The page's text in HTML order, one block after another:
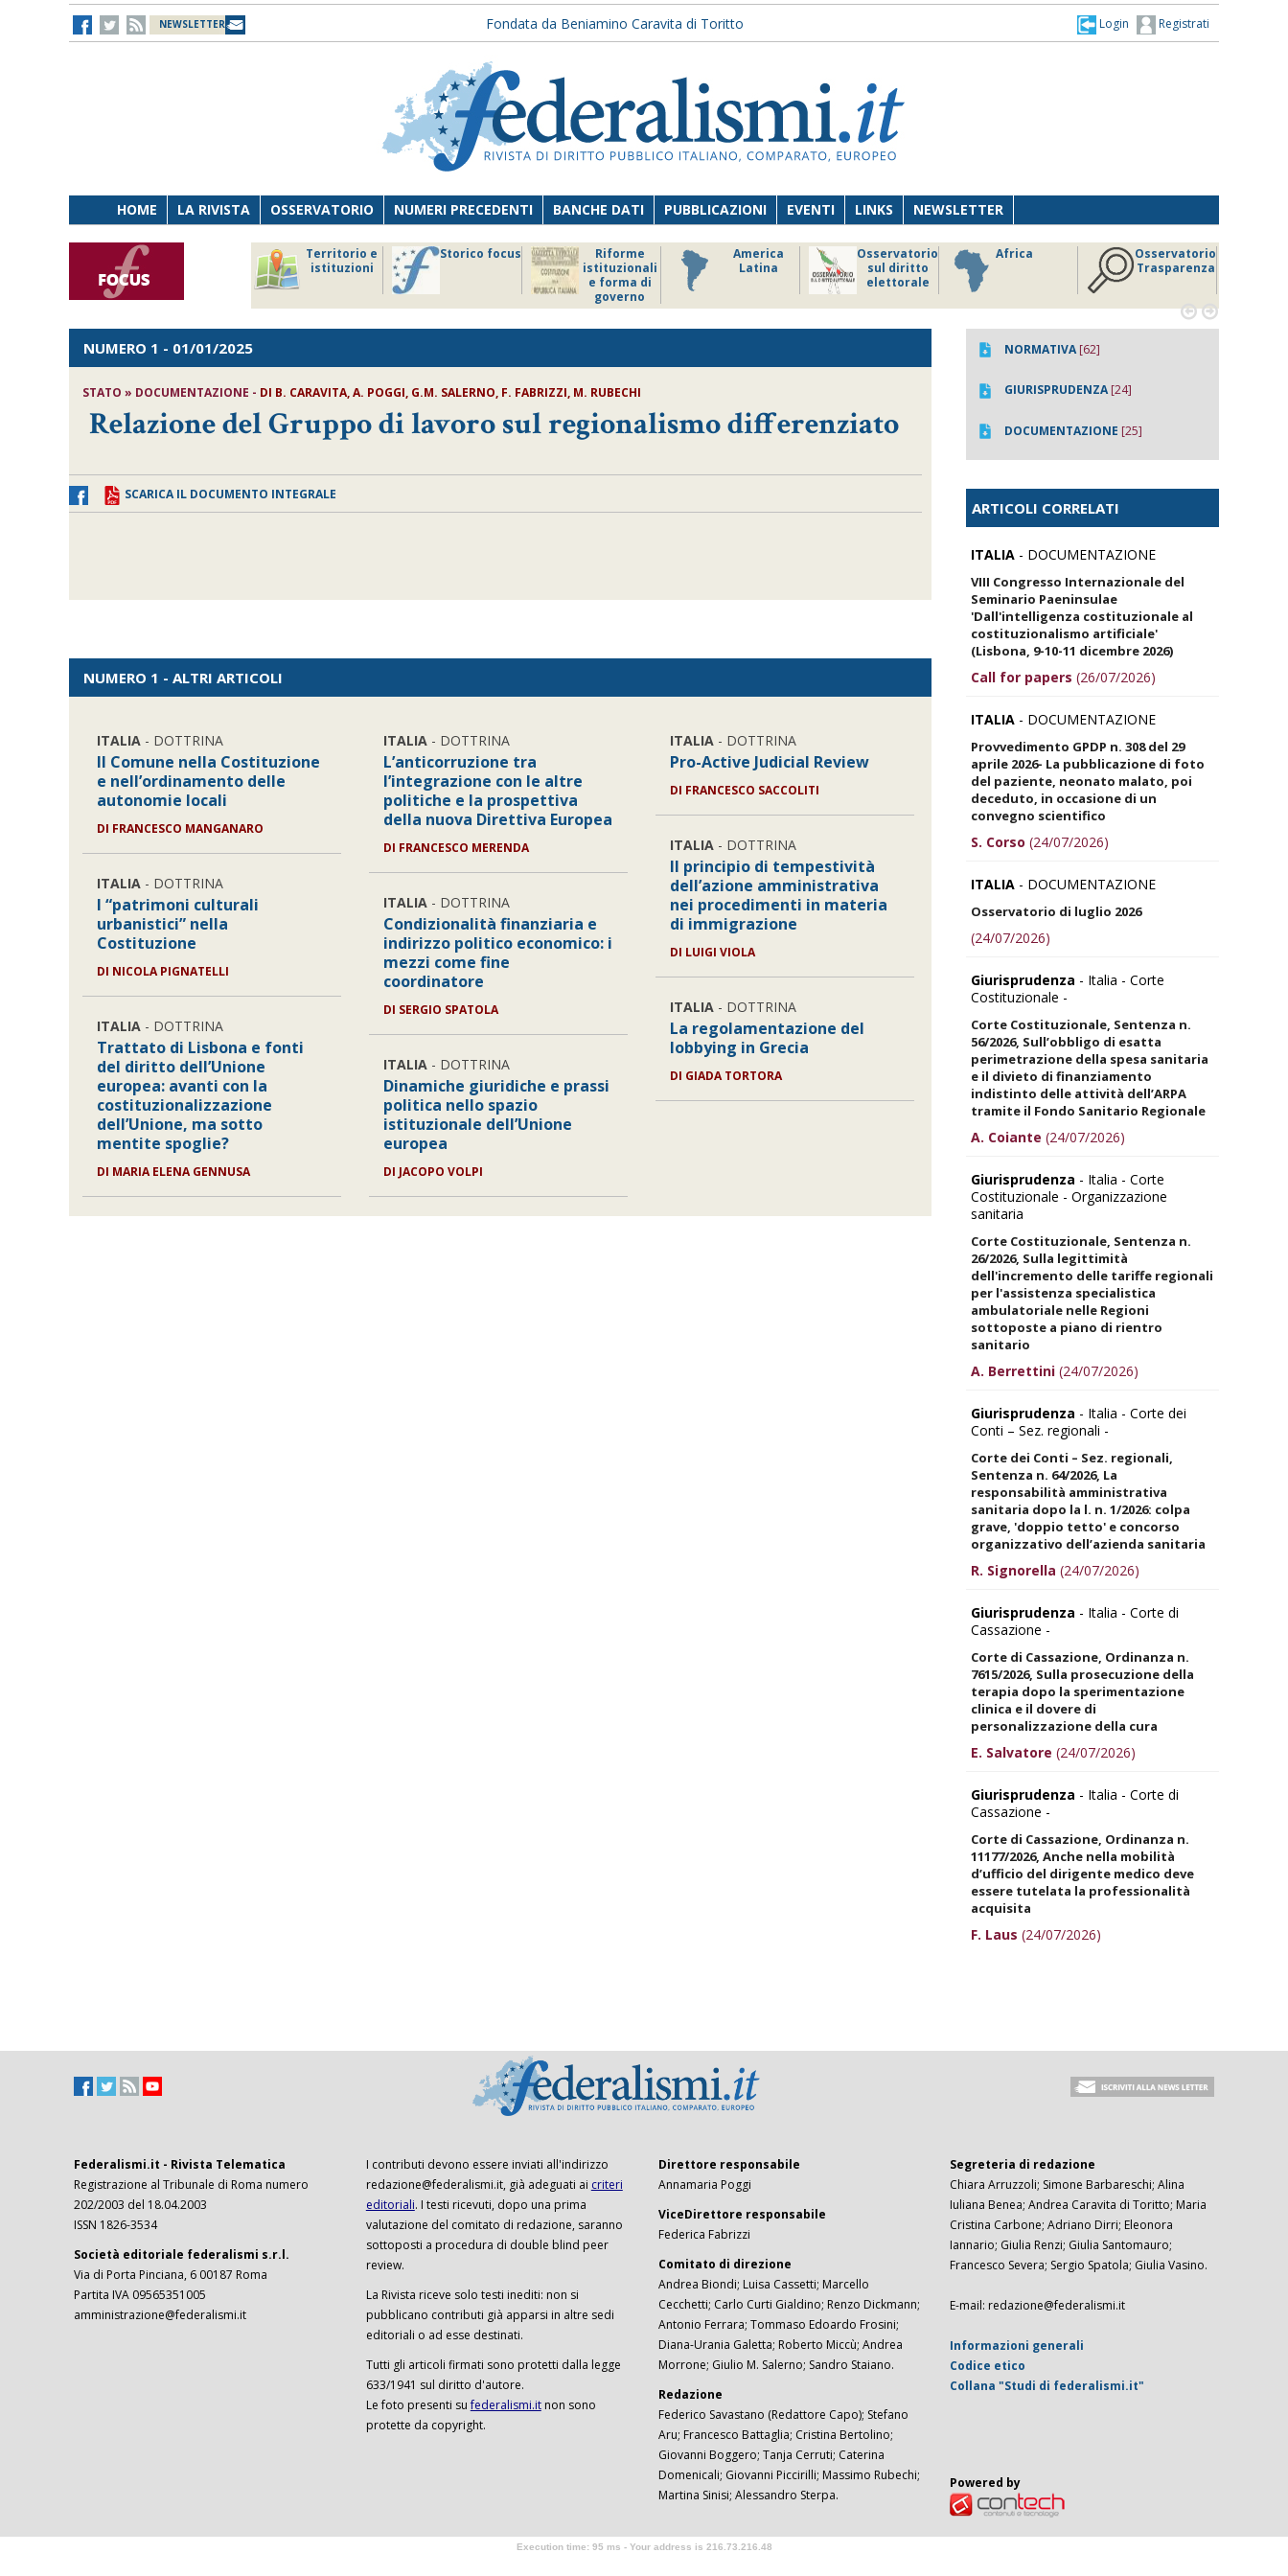
NEWSLETTER Fondata da Beniamino Caravita di Toritto Registrati
Login
HOME LA RIVISTA OSSERVATORIO NUMERI PRECEDENTI BANCHE DATI PUBBLICAZIONI EVENTI LINKS NEWSLETTER
Territorio e
istituzioni
Storico focus
Riforme
istituzionali
e forma di
governo
America
Latina
Osservatorio
sul diritto
elettorale
Africa
Osservatorio
Trasparenza
 
NUMERO 1 - 01/01/2025
STATO » DOCUMENTAZIONE - DI B. CARAVITA, A. POGGI, G.M. SALERNO, F. FABRIZZI, M. RUBECHI
Relazione del Gruppo di lavoro sul regionalismo differenziato
SCARICA IL DOCUMENTO INTEGRALE
NUMERO 1 - ALTRI ARTICOLI
ITALIA - DOTTRINA
Il Comune nella Costituzione
e nell’ordinamento delle
autonomie locali
DI FRANCESCO MANGANARO
ITALIA - DOTTRINA
I “patrimoni culturali
urbanistici” nella
Costituzione
DI NICOLA PIGNATELLI
ITALIA - DOTTRINA
Trattato di Lisbona e fonti
del diritto dell’Unione
europea: avanti con la
costituzionalizzazione
dell’Unione, ma sotto
mentite spoglie?
DI MARIA ELENA GENNUSA
ITALIA - DOTTRINA
L’anticorruzione tra
l’integrazione con le altre
politiche e la prospettiva
della nuova Direttiva Europea
DI FRANCESCO MERENDA
ITALIA - DOTTRINA
Condizionalità finanziaria e
indirizzo politico economico: i
mezzi come fine
coordinatore
DI SERGIO SPATOLA
ITALIA - DOTTRINA
Dinamiche giuridiche e prassi
politica nello spazio
istituzionale dell’Unione
europea
DI JACOPO VOLPI
ITALIA- DOTTRINA
Pro-Active Judicial Review
DI FRANCESCO SACCOLITI
ITALIA- DOTTRINA
Il principio di tempestività
dell’azione amministrativa
nei procedimenti in materia
di immigrazione
DI LUIGI VIOLA
ITALIA- DOTTRINA
La regolamentazione del
lobbying in Grecia
DI GIADA TORTORA
NORMATIVA[62]
GIURISPRUDENZA[24]
DOCUMENTAZIONE [25]
ARTICOLI CORRELATI
ITALIA - DOCUMENTAZIONE
VIII Congresso Internazionale del
Seminario Paeninsulae
'Dall'intelligenza costituzionale al
costituzionalismo artificiale'
(Lisbona, 9-10-11 dicembre 2026)
Call for papers (26/07/2026)
ITALIA - DOCUMENTAZIONE
Provvedimento GPDP n. 308 del 29
aprile 2026- La pubblicazione di foto
del paziente, neonato malato, poi
deceduto, in occasione di un
convegno scientifico
S. Corso (24/07/2026)
ITALIA - DOCUMENTAZIONE
Osservatorio di luglio 2026
(24/07/2026)
Giurisprudenza - Italia - Corte
Costituzionale -
Corte Costituzionale, Sentenza n.
56/2026, Sull’obbligo di esatta
perimetrazione della spesa sanitaria
e il divieto di finanziamento
indistinto delle attività dell’ARPA
tramite il Fondo Sanitario Regionale
A. Coiante (24/07/2026)
Giurisprudenza - Italia - Corte
Costituzionale - Organizzazione
sanitaria
Corte Costituzionale, Sentenza n.
26/2026, Sulla legittimità
dell'incremento delle tariffe regionali
per l'assistenza specialistica
ambulatoriale nelle Regioni
sottoposte a piano di rientro
sanitario
A. Berrettini (24/07/2026)
Giurisprudenza - Italia - Corte dei
Conti – Sez. regionali -
Corte dei Conti – Sez. regionali,
Sentenza n. 64/2026, La
responsabilità amministrativa
sanitaria dopo la l. n. 1/2026: colpa
grave, 'doppio tetto' e concorso
organizzativo dell’azienda sanitaria
R. Signorella (24/07/2026)
Giurisprudenza - Italia - Corte di
Cassazione -
Corte di Cassazione, Ordinanza n.
7615/2026, Sulla prosecuzione della
terapia dopo la sperimentazione
clinica e il dovere di
personalizzazione della cura
E. Salvatore (24/07/2026)
Giurisprudenza - Italia - Corte di
Cassazione -
Corte di Cassazione, Ordinanza n.
11177/2026, Anche nella mobilità
d’ufficio del dirigente medico deve
essere tutelata la professionalità
acquisita
F. Laus (24/07/2026)
Federalismi.it - Rivista Telematica
Registrazione al Tribunale di Roma numero
202/2003 del 18.04.2003
ISSN 1826-3534
Società editoriale federalismi s.r.l.
Via di Porta Pinciana, 6 00187 Roma
Partita IVA 09565351005
amministrazione@federalismi.it
I contributi devono essere inviati all'indirizzo
redazione@federalismi.it, già adeguati ai criteri
editoriali. I testi ricevuti, dopo una prima
valutazione del comitato di redazione, saranno
sottoposti a procedura di double blind peer
review.
La Rivista riceve solo testi inediti: non si
pubblicano contributi già apparsi in altre sedi
editoriali o ad esse destinati.
Tutti gli articoli firmati sono protetti dalla legge
633/1941 sul diritto d'autore.
Le foto presenti sufederalismi.itnon sono
protette da copyright.
Direttore responsabile
Annamaria Poggi
ViceDirettore responsabile
Federica Fabrizzi
Comitato di direzione
Andrea Biondi; Luisa Cassetti; Marcello
Cecchetti; Carlo Curti Gialdino; Renzo Dickmann;
Antonio Ferrara; Tommaso Edoardo Frosini;
Diana-Urania Galetta; Roberto Miccù; Andrea
Morrone; Giulio M. Salerno; Sandro Staiano.
Redazione
Federico Savastano (Redattore Capo); Stefano
Aru; Francesco Battaglia; Cristina Bertolino;
Giovanni Boggero; Tanja Cerruti; Caterina
Domenicali; Giovanni Piccirilli; Massimo Rubechi;
Martina Sinisi; Alessandro Sterpa.
Segreteria di redazione
Chiara Arruzzoli; Simone Barbareschi; Alina
Iuliana Benea; Andrea Caravita di Toritto; Maria
Cristina Carbone; Adriano Dirri; Eleonora
Iannario; Giulia Renzi; Giulia Santomauro;
Francesco Severa; Sergio Spatola; Giulia Vasino.
E-mail: redazione@federalismi.it
Informazioni generali
Codice etico
Collana "Studi di federalismi.it"
Powered by
Execution time: 95 ms - Your address is 216.73.216.48